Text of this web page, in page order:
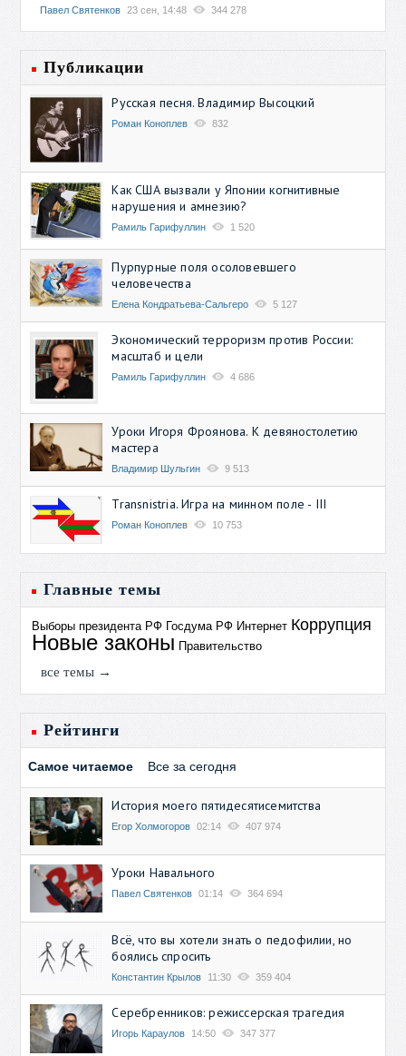
Павел Святенков 23 сен, 14:48 344 278
Публикации
Русская песня. Владимир Высоцкий
Роман Коноплев 832
Как США вызвали у Японии когнитивные
нарушения и амнезию?
Рамиль Гарифуллин 1 520
Пурпурные поля осоловевшего
человечества
Елена Кондратьева-Сальгеро 5 127
Экономический терроризм против России:
масштаб и цели
Рамиль Гарифуллин 4 686
Уроки Игоря Фроянова. К девяностолетию
мастера
Владимир Шульгин 9 513
Transnistria. Игра на минном поле - III
Роман Коноплев 10 753
Главные темы
Выборы президента РФ Госдума РФ Интернет Коррупция
Новые законы Правительство
все темы →
Рейтинги
Самое читаемое Все за сегодня
История моего пятидесятисемитства
Егор Холмогоров 02:14 407 974
Уроки Навального
Павел Святенков 01:14 364 694
Всё, что вы хотели знать о педофилии, но
боялись спросить
Константин Крылов 11:30 359 404
Серебренников: режиссерская трагедия
Игорь Караулов 14:50 347 377